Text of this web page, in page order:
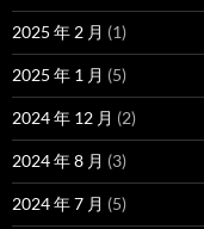
2025 年 2 月 (1)
2025 年 1 月 (5)
2024 年 12 月 (2)
2024 年 8 月 (3)
2024 年 7 月 (5)